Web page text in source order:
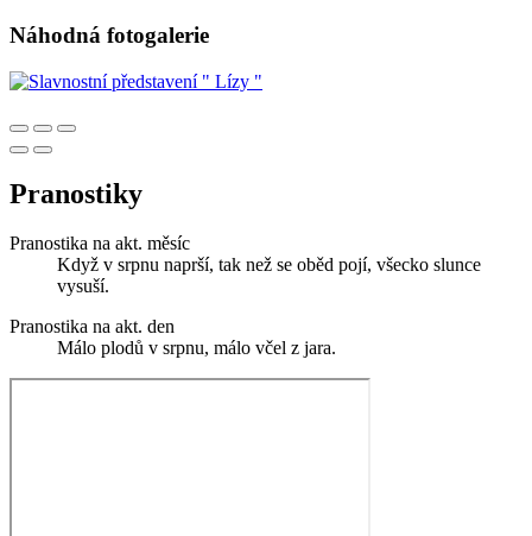
Náhodná fotogalerie
Pranostiky
Pranostika na akt. měsíc
Když v srpnu naprší, tak než se oběd pojí, všecko slunce
vysuší.
Pranostika na akt. den
Málo plodů v srpnu, málo včel z jara.